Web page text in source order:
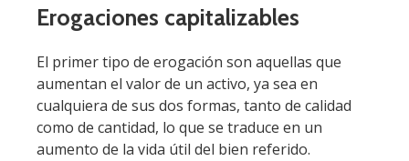
Erogaciones capitalizables
El primer tipo de erogación son aquellas que
aumentan el valor de un activo, ya sea en
cualquiera de sus dos formas, tanto de calidad
como de cantidad, lo que se traduce en un
aumento de la vida útil del bien referido.